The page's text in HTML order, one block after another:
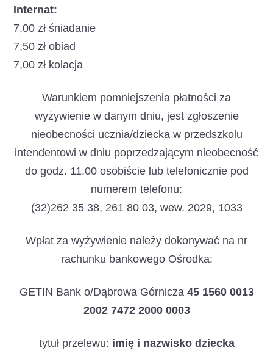
Internat:
7,00 zł śniadanie
7,50 zł obiad
7,00 zł kolacja
Warunkiem pomniejszenia płatności za
wyżywienie w danym dniu, jest zgłoszenie
nieobecności ucznia/dziecka w przedszkolu
intendentowi w dniu poprzedzającym nieobecność
do godz. 11.00 osobiście lub telefonicznie pod
numerem telefonu:
(32)262 35 38, 261 80 03, wew. 2029, 1033
Wpłat za wyżywienie należy dokonywać na nr
rachunku bankowego Ośrodka:
GETIN Bank o/Dąbrowa Górnicza 45 1560 0013
2002 7472 2000 0003
tytuł przelewu: imię i nazwisko dziecka